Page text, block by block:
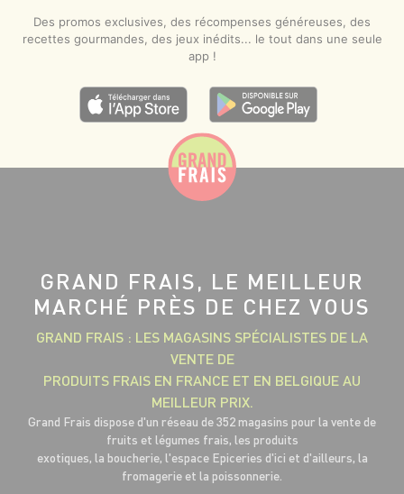
Des promos exclusives, des récompenses généreuses, des
recettes gourmandes, des jeux inédits... le tout dans une seule
app !
GRAND FRAIS, LE MEILLEUR
MARCHÉ PRÈS DE CHEZ VOUS
GRAND FRAIS : LES MAGASINS SPÉCIALISTES DE LA
VENTE DE
PRODUITS FRAIS EN FRANCE ET EN BELGIQUE AU
MEILLEUR PRIX.
Grand Frais dispose d'un réseau de 352 magasins pour la vente de
fruits et légumes frais, les produits
exotiques, la boucherie, l'espace Epiceries d'ici et d'ailleurs, la
fromagerie et la poissonnerie.